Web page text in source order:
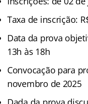
Taxa de inscrição:
Data da prova
13h às 18h
Convocação para
novembro de 2025